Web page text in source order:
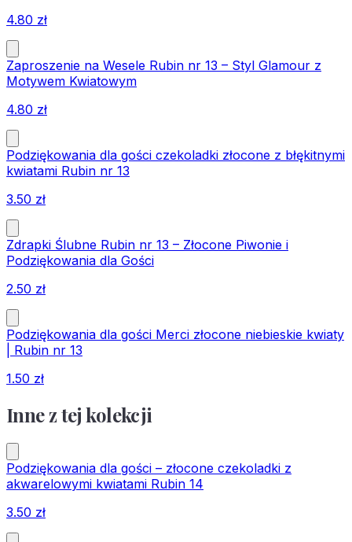
4.80 zł
Zaproszenie na Wesele Rubin nr 13 – Styl Glamour z
Motywem Kwiatowym
4.80 zł
Podziękowania dla gości czekoladki złocone z błękitnymi
kwiatami Rubin nr 13
3.50 zł
Zdrapki Ślubne Rubin nr 13 – Złocone Piwonie i
Podziękowania dla Gości
2.50 zł
Podziękowania dla gości Merci złocone niebieskie kwiaty
| Rubin nr 13
1.50 zł
Inne z tej kolekcji
Podziękowania dla gości – złocone czekoladki z
akwarelowymi kwiatami Rubin 14
3.50 zł